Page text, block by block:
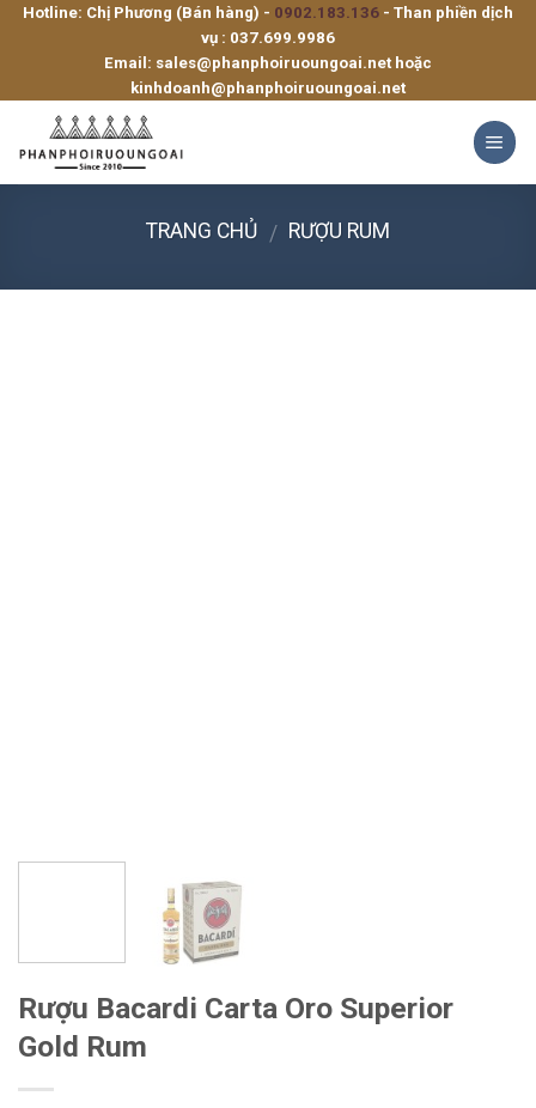
SkipHotline: Chị Phương (Bán hàng) - 0902.183.136 - Than phiền dịch
vụ : 037.699.9986
Email: sales@phanphoiruoungoai.net hoặc
kinhdoanh@phanphoiruoungoai.net
TRANG CHỦ / RƯỢU RUM
Rượu Bacardi Carta Oro Superior
Gold Rum